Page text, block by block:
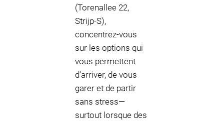
(Torenallee 22,
Strijp-S),
concentrez-vous
sur les options qui
vous permettent
d'arriver, de vous
garer et de partir
sans stress—
surtout lorsque des